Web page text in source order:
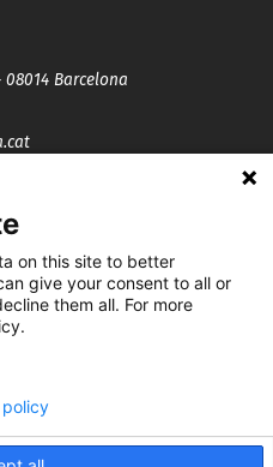
Barcelona
on this site to better
give your consent to all or
them all. For more